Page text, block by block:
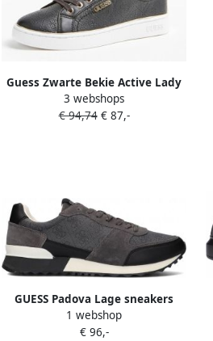
Guess Zwarte Bekie Active Lady
Sneakers met reliëf Black Dames
3 webshops
€ 94,74€ 87,-
GUESS Padova Lage sneakers
Heren Zwart
1 webshop
€ 96,-